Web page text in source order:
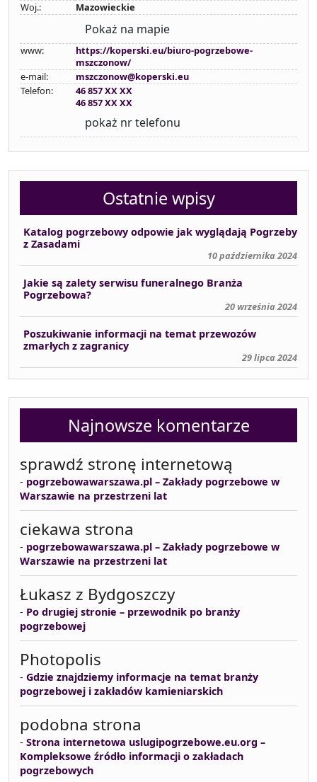
Woj.:
Mazowieckie
Pokaż na mapie
www:
https://koperski.eu/biuro-pogrzebowe-
mszczonow/
e-mail:
mszczonow@koperski.eu
Telefon:
46 857 XX XX
46 857 XX XX
pokaż nr telefonu
Ostatnie wpisy
Katalog pogrzebowy odpowie jak wyglądają Pogrzeby
z Zasadami
10 października 2024
Jakie są zalety serwisu funeralnego Branża
Pogrzebowa?
20 września 2024
Poszukiwanie informacji na temat przewozów
zmarłych z zagranicy
29 lipca 2024
Najnowsze komentarze
sprawdź stronę internetową
- pogrzebowawarszawa.pl – Zakłady pogrzebowe w
Warszawie na przestrzeni lat
ciekawa strona
- pogrzebowawarszawa.pl – Zakłady pogrzebowe w
Warszawie na przestrzeni lat
Łukasz z Bydgoszczy
- Po drugiej stronie – przewodnik po branży
pogrzebowej
Photopolis
- Gdzie znajdziemy informacje na temat branży
pogrzebowej i zakładów kamieniarskich
podobna strona
- Strona internetowa uslugipogrzebowe.eu.org –
Kompleksowe źródło informacji o zakładach
pogrzebowych